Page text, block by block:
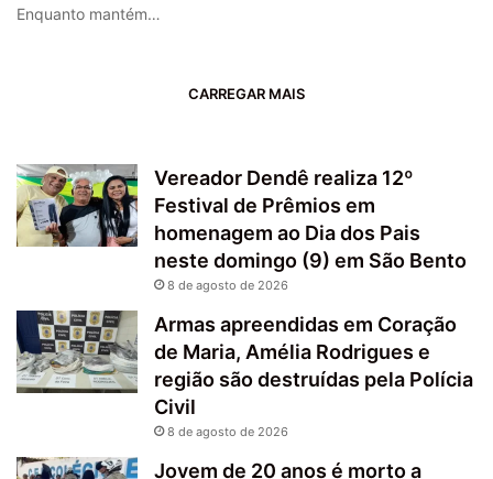
Enquanto mantém…
CARREGAR MAIS
Vereador Dendê realiza 12º
Festival de Prêmios em
homenagem ao Dia dos Pais
neste domingo (9) em São Bento
8 de agosto de 2026
Armas apreendidas em Coração
de Maria, Amélia Rodrigues e
região são destruídas pela Polícia
Civil
8 de agosto de 2026
Jovem de 20 anos é morto a